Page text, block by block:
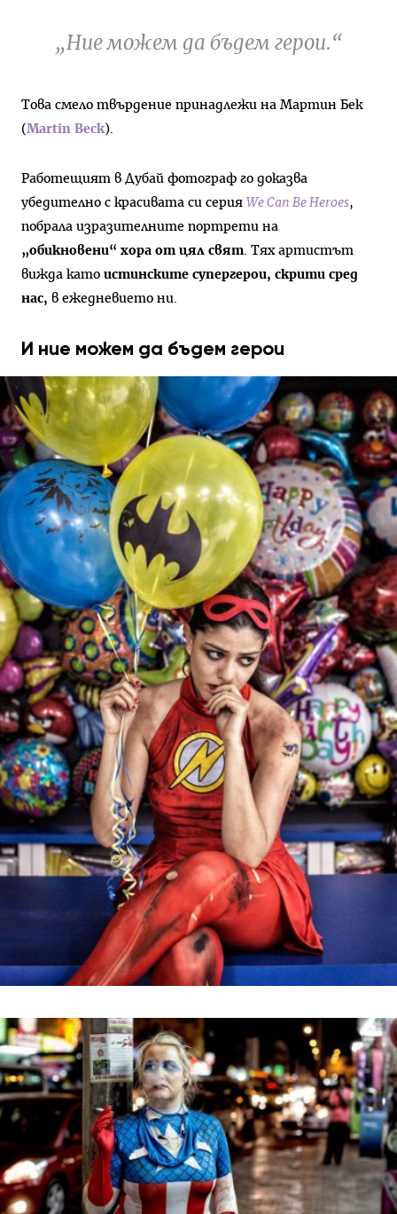
„Ние можем да бъдем герои.“
Това смело твърдение принадлежи на Мартин Бек
( Martin Beck).
Работещият в Дубай фотограф го доказва
убедително с красивата си серия We Can Be Heroes,
побрала изразителните портрети на
„обикновени“ хора от цял свят . Тях артистът
вижда като истинските супергерои, скрити сред
нас, в ежедневието ни.
И ние можем да бъдем герои